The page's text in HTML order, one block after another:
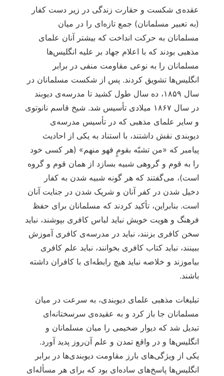
عقده‌ی شکست و حقارت زندگی در زیر دست کفار
(به تعبیر مسلمانان) جمع تازه‌ای را در میان
مسلمانان به حرکت انداخت که بیشتر آنان علمای
مذهبی بودند که با اعلام جهاد بر علیه انگلیس‌ها
مسلمانان را به نوعی مقاومت منفی در برابر
انگلیس‌ها تشویق کردند. پس از شکست مسلمانان در
سال ۱۸۵۹، ده سال طول کشید تا مدرسه‌ی دیوبند
در سال ۱۸۶۷ میلادی تأسیس شد. شیخ قاسم نانوتوی
و سایر علمای مذهبی که در تأسیس مدرسه‌ی
دیوبندی نقش داشتند، با استناد به یکی از احادیث
پیامبر که «من تشبّه بقومٍ فهو منهم» (هر کسی خود
را به قوم و گروهی شبیه بسازد از همان قوم و گروه
است)، می‌گفتند که هر گونه شبیه شدن به کفار
دخیل شدن در کفر آنان و شریک شدن در جنایت آنان
است. بنابراین، تأكید كردند كه مسلمانان برای حفظ
فرهنگ و هویت خویش نباید لباس کافری بپوشند، نباید
سخن کافری بزنند، نباید در مدرسه‌ی کافری آموزش
ببینند، نباید کتاب کافری بخوانند، نباید علم کافری
بیاموزند و خلاصه نباید هیچ رابطه‌ای با کافران داشته
باشند.
تبلیغات مذهبی علمای دیوبندی، به سرعت در میان
مسلمانان جا باز کرد و به عقیده‌ی سرسختانه‌ای
تبدیل شد که دیوار ضخیمی را میان مسلمانان و
انگلیس‌ها و در واقع تمدن و علم آن‌روز پدید آورد.
یکی از ویژگی‌های بارز مقاومت دیوبندی‌ها در برابر
انگلیس‌ها پاسخ‌های ساده‌ای بود که برای هر مسأله‌ای